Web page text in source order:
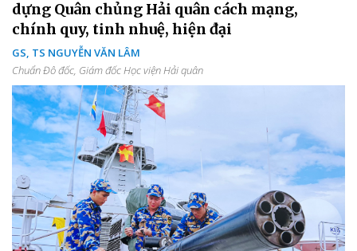
dựng Quân chủng Hải quân cách mạng,
chính quy, tinh nhuệ, hiện đại
GS, TS NGUYỄN VĂN LÂM
Chuẩn Đô đốc, Giám đốc Học viện Hải quân